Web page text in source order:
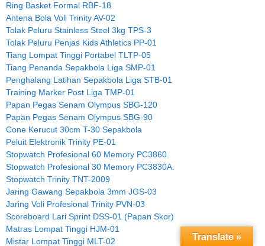
Ring Basket Formal RBF-18
Antena Bola Voli Trinity AV-02
Tolak Peluru Stainless Steel 3kg TPS-3
Tolak Peluru Penjas Kids Athletics PP-01
Tiang Lompat Tinggi Portabel TLTP-05
Tiang Penanda Sepakbola Liga SMP-01
Penghalang Latihan Sepakbola Liga STB-01
Training Marker Post Liga TMP-01
Papan Pegas Senam Olympus SBG-120
Papan Pegas Senam Olympus SBG-90
Cone Kerucut 30cm T-30 Sepakbola
Peluit Elektronik Trinity PE-01
Stopwatch Profesional 60 Memory PC3860.
Stopwatch Profesional 30 Memory PC3830A.
Stopwatch Trinity TNT-2009
Jaring Gawang Sepakbola 3mm JGS-03
Jaring Voli Profesional Trinity PVN-03
Scoreboard Lari Sprint DSS-01 (Papan Skor)
Matras Lompat Tinggi HJM-01
Mistar Lompat Tinggi MLT-02
Translate »